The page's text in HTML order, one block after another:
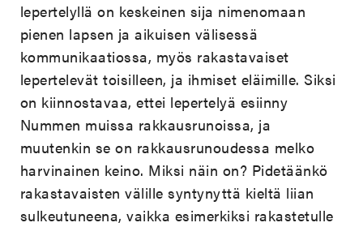
lepertelyllä on keskeinen sija nimenomaan
pienen lapsen ja aikuisen välisessä
kommunikaatiossa, myös rakastavaiset
lepertelevät toisilleen, ja ihmiset eläimille. Siksi
on kiinnostavaa, ettei lepertelyä esiinny
Nummen muissa rakkausrunoissa, ja
muutenkin se on rakkausrunoudessa melko
harvinainen keino. Miksi näin on? Pidetäänkö
rakastavaisten välille syntynyttä kieltä liian
sulkeutuneena, vaikka esimerkiksi rakastetulle